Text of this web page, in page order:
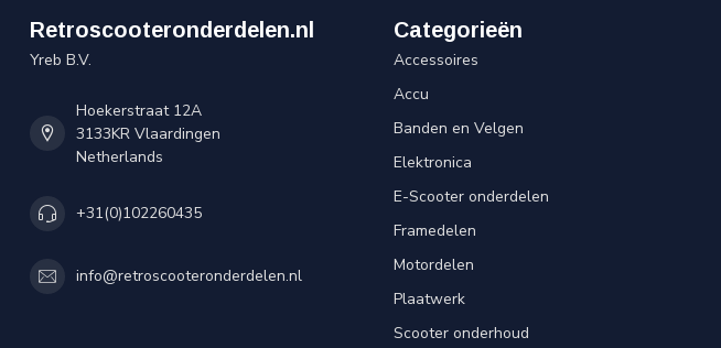
Retroscooteronderdelen.nl
Yreb B.V.
Hoekerstraat 12A
3133KR Vlaardingen
Netherlands
+31(0)102260435
info@retroscooteronderdelen.nl
Categorieën
Accessoires
Accu
Banden en Velgen
Elektronica
E-Scooter onderdelen
Framedelen
Motordelen
Plaatwerk
Scooter onderhoud